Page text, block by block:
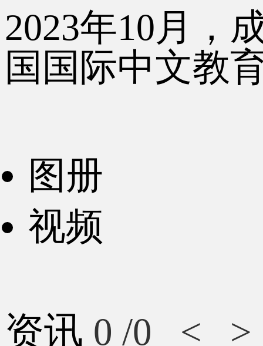
2023年10月，
国国际中文教
图册
视频
资讯 0 /0 < >